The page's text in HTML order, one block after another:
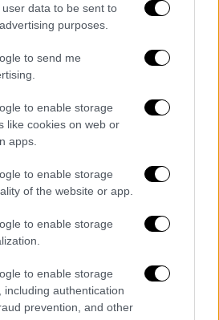
data to be sent to
purposes.
to send me
to enable storage
like cookies on web or
apps.
to enable storage
of the website or app.
to enable storage
to enable storage
including authentication
prevention, and other
δομών παιδικής
δομών
, θα πρέπει να έχουν
της ηλικίας τους και θα
αίτηση να υποβληθεί:
παιδικής προστασίας
ή φιλοξενούνται
Η επιλογή των
μετά την
υποβολής αιτήσεων
μέσω δημόσιας